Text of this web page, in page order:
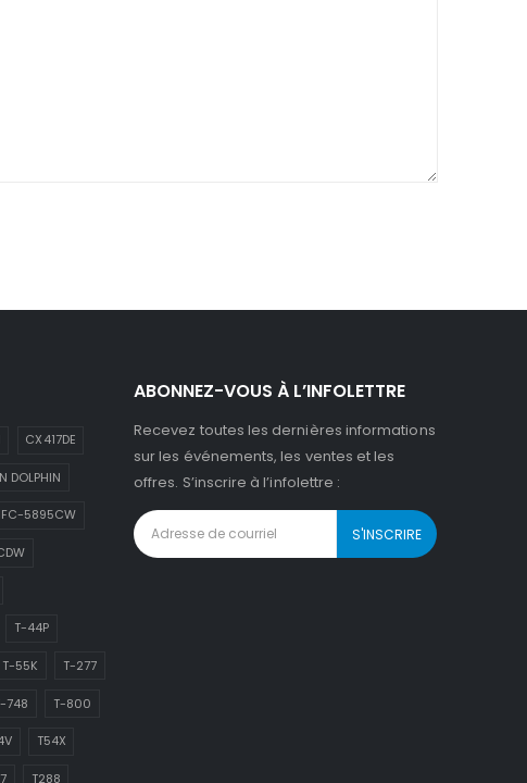
CX417DE
DOLPHIN
5895CW
T-44P
T-55K T-277
748 T-800
T54X
T288
ABONNEZ-VOUS À L’INFOLETTRE
Recevez toutes les dernières informations
sur les événements, les ventes et les
offres. S’inscrire à l’infolettre :